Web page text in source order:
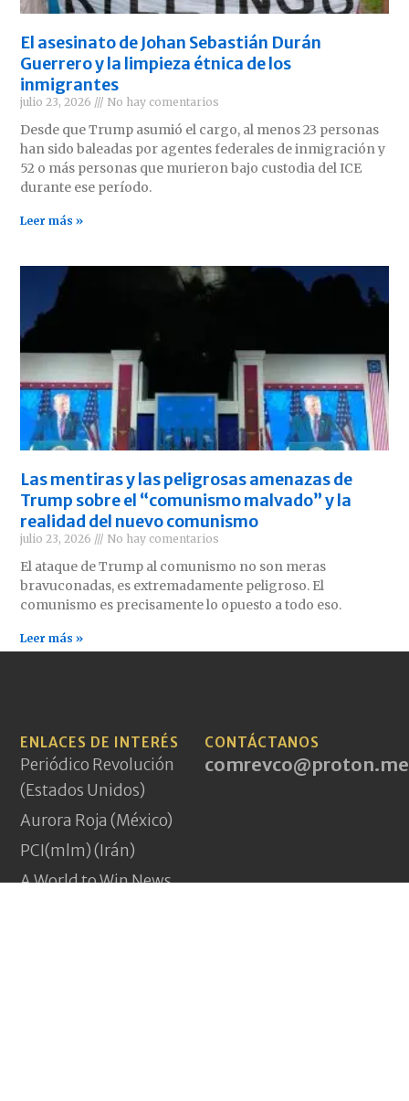
El asesinato de Johan Sebastián Durán
Guerrero y la limpieza étnica de los
inmigrantes
julio 23, 2026 No hay comentarios
Desde que Trump asumió el cargo, al menos 23 personas
han sido baleadas por agentes federales de inmigración y
52 o más personas que murieron bajo custodia del ICE
durante ese período.
Leer más »
Las mentiras y las peligrosas amenazas de
Trump sobre el “comunismo malvado” y la
realidad del nuevo comunismo
julio 23, 2026 No hay comentarios
El ataque de Trump al comunismo no son meras
bravuconadas, es extremadamente peligroso. El
comunismo es precisamente lo opuesto a todo eso.
Leer más »
ENLACES DE INTERÉS
Periódico Revolución
(Estados Unidos)
Aurora Roja (México)
PCI(mlm) (Irán)
A World to Win News
CONTÁCTANOS
comrevco@proton.me